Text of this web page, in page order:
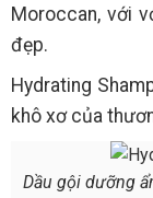
Moroccan, với
đẹp.
Hydrating
khô xơ của
Dầu gội dưỡng